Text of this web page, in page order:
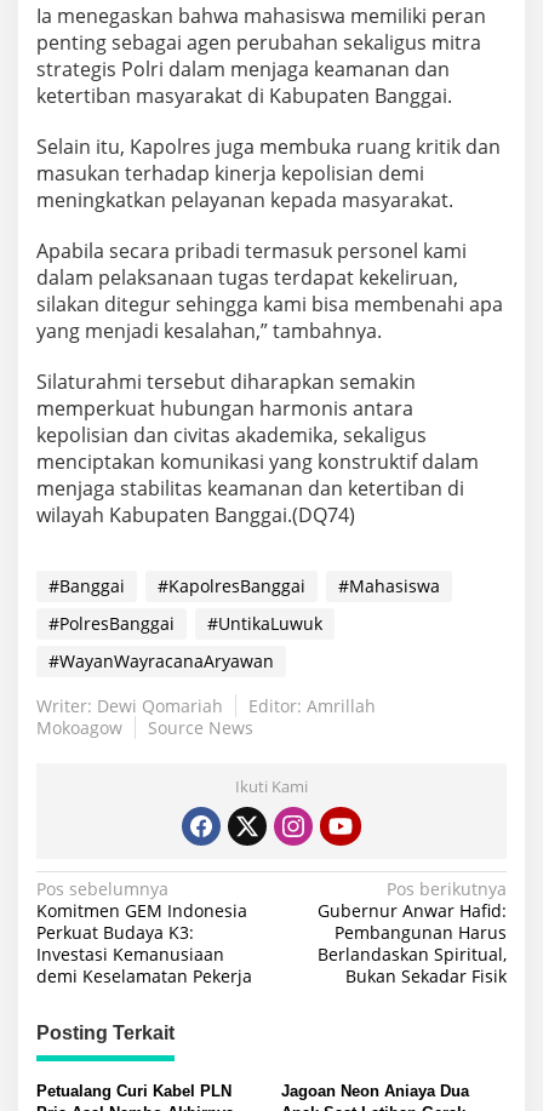
Ia menegaskan bahwa mahasiswa memiliki peran
penting sebagai agen perubahan sekaligus mitra
strategis Polri dalam menjaga keamanan dan
ketertiban masyarakat di Kabupaten Banggai.
Selain itu, Kapolres juga membuka ruang kritik dan
masukan terhadap kinerja kepolisian demi
meningkatkan pelayanan kepada masyarakat.
Apabila secara pribadi termasuk personel kami
dalam pelaksanaan tugas terdapat kekeliruan,
silakan ditegur sehingga kami bisa membenahi apa
yang menjadi kesalahan,” tambahnya.
Silaturahmi tersebut diharapkan semakin
memperkuat hubungan harmonis antara
kepolisian dan civitas akademika, sekaligus
menciptakan komunikasi yang konstruktif dalam
menjaga stabilitas keamanan dan ketertiban di
wilayah Kabupaten Banggai.(DQ74)
#Banggai #KapolresBanggai
#Mahasiswa
#PolresBanggai
#UntikaLuwuk
#WayanWayracanaAryawan
Writer: Dewi Qomariah
Editor: Amrillah
Mokoagow
Source News
Ikuti Kami
Navigasi
pos
Pos sebelumnya
Komitmen GEM Indonesia
Perkuat Budaya K3:
Investasi Kemanusiaan
demi Keselamatan Pekerja
Pos berikutnya
Gubernur Anwar Hafid:
Pembangunan Harus
Berlandaskan Spiritual,
Bukan Sekadar Fisik
Posting Terkait
Petualang Curi Kabel PLN
Jagoan Neon Aniaya Dua